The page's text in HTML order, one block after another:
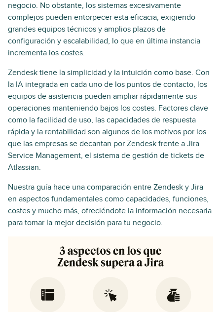
negocio. No obstante, los sistemas excesivamente
complejos pueden entorpecer esta eficacia, exigiendo
grandes equipos técnicos y amplios plazos de
configuración y escalabilidad, lo que en última instancia
incrementa los costes.
Zendesk tiene la simplicidad y la intuición como base. Con
la IA integrada en cada uno de los puntos de contacto, los
equipos de asistencia pueden ampliar rápidamente sus
operaciones manteniendo bajos los costes. Factores clave
como la facilidad de uso, las capacidades de respuesta
rápida y la rentabilidad son algunos de los motivos por los
que las empresas se decantan por Zendesk frente a Jira
Service Management, el sistema de gestión de tickets de
Atlassian.
Nuestra guía hace una comparación entre Zendesk y Jira
en aspectos fundamentales como capacidades, funciones,
costes y mucho más, ofreciéndote la información necesaria
para tomar la mejor decisión para tu negocio.